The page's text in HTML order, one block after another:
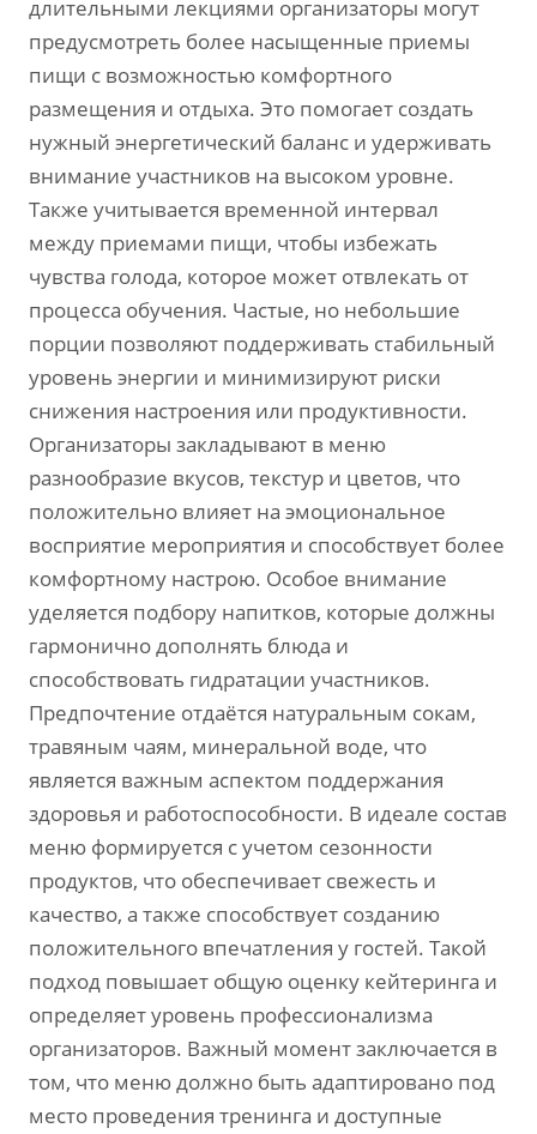
длительными лекциями организаторы могут
предусмотреть более насыщенные приемы
пищи с возможностью комфортного
размещения и отдыха. Это помогает создать
нужный энергетический баланс и удерживать
внимание участников на высоком уровне.
Также учитывается временной интервал
между приемами пищи, чтобы избежать
чувства голода, которое может отвлекать от
процесса обучения. Частые, но небольшие
порции позволяют поддерживать стабильный
уровень энергии и минимизируют риски
снижения настроения или продуктивности.
Организаторы закладывают в меню
разнообразие вкусов, текстур и цветов, что
положительно влияет на эмоциональное
восприятие мероприятия и способствует более
комфортному настрою. Особое внимание
уделяется подбору напитков, которые должны
гармонично дополнять блюда и
способствовать гидратации участников.
Предпочтение отдаётся натуральным сокам,
травяным чаям, минеральной воде, что
является важным аспектом поддержания
здоровья и работоспособности. В идеале состав
меню формируется с учетом сезонности
продуктов, что обеспечивает свежесть и
качество, а также способствует созданию
положительного впечатления у гостей. Такой
подход повышает общую оценку кейтеринга и
определяет уровень профессионализма
организаторов. Важный момент заключается в
том, что меню должно быть адаптировано под
место проведения тренинга и доступные